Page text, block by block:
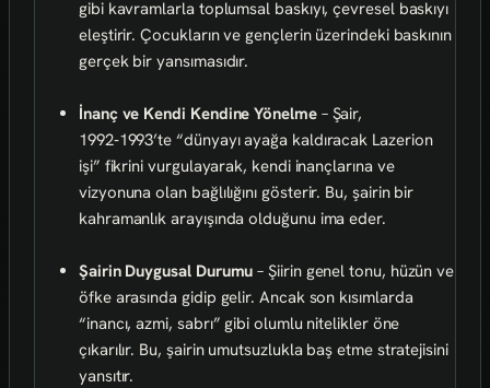
gibi kavramlarla toplumsal baskıyı, çevresel baskıyı
eleştirir. Çocukların ve gençlerin üzerindeki baskının
gerçek bir yansımasıdır.
İnanç ve Kendi Kendine Yönelme– Şair,
1992‑1993’te “dünyayı ayağa kaldıracak Lazerion
işi” fikrini vurgulayarak, kendi inançlarına ve
vizyonuna olan bağlılığını gösterir. Bu, şairin bir
kahramanlık arayışında olduğunu ima eder.
Şairin Duygusal Durumu – Şiirin genel tonu, hüzün ve
öfke arasında gidip gelir. Ancak son kısımlarda
“inancı, azmi, sabrı” gibi olumlu nitelikler öne
çıkarılır. Bu, şairin umutsuzlukla baş etme stratejisini
yansıtır.